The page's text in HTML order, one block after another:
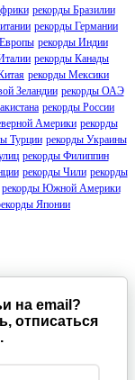
рекорды Бразилии
рекорды Германии
рекорды Индии
рекорды Канады
рекорды Мексики
Зеландии рекорды ОАЭ
рекорды России
Америки рекорды
Турции рекорды Украины
рекорды Филиппин
рекорды Чили рекорды
рекорды Южной Америки
Японии
на email?
отписаться